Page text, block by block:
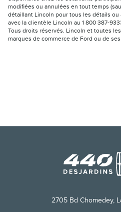
modifiées ou annulées en tout temps
détaillant Lincoln pour tous les détails
avec la clientèle Lincoln au 1 800 387-
Tous droits réservés. Lincoln et toutes
marques de commerce de Ford ou de
2705 Bd Chomedey,